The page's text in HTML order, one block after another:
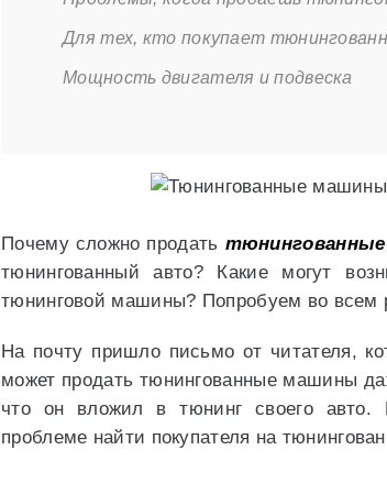
Для тех, кто покупает
Мощность двигателя и подвеска
Почему сложно продать
тюнингованный авто? Какие могут
тюнинговой машины? Попробуем во всем
На почту пришло письмо от читателя,
может продать тюнингованные машины
что он вложил в тюнинг своего
проблеме найти покупателя на